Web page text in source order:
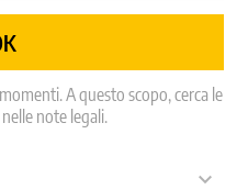
A questo scopo, cerca le
note legali.
